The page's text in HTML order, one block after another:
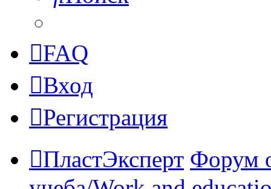
FAQ
Вход
Регистрация
ПластЭксперт Форум